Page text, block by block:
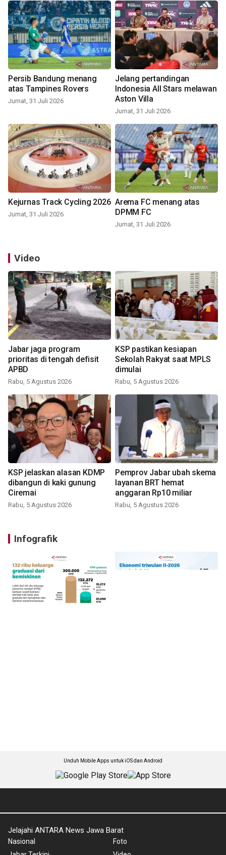
Persib Bandung menang
atas Tampines Rovers
Jumat, 31 Juli 2026
Jelang pertandingan
Indonesia All Stars melawan
Aston Villa
Jumat, 31 Juli 2026
Kejurnas Track Cycling 2026
Jumat, 31 Juli 2026
Arema FC menang atas
DPMM FC
Jumat, 31 Juli 2026
Video
Jabar jaga program
prioritas di tengah defisit
APBD
Rabu, 5 Agustus 2026
KSP pastikan kesiapan
Sekolah Rakyat saat MPLS
dimulai
Rabu, 5 Agustus 2026
KSP jelaskan alasan KDMP
dibangun di kaki gunung
Ciremai
Rabu, 5 Agustus 2026
Pemprov Jabar ubah skema
layanan BRT hemat
anggaran Rp10 miliar
Rabu, 5 Agustus 2026
Infografik
Unduh Mobile Apps untuk iOS dan Android
Jelajahi ANTARA News Jawa Barat
Nasional
Foto